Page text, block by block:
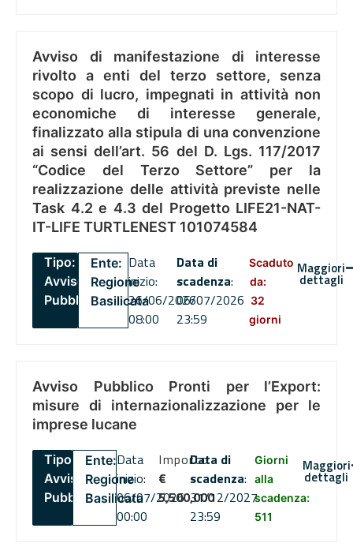
Avviso di manifestazione di interesse
rivolto a enti del terzo settore, senza
scopo di lucro, impegnati in attività non
economiche di interesse generale,
finalizzato alla stipula di una convenzione
ai sensi dell’art. 56 del D. Lgs. 117/2017
“Codice del Terzo Settore” per la
realizzazione delle attività previste nelle
Task 4.2 e 4.3 del Progetto LIFE21-NAT-
IT-LIFE TURTLENEST 101074584
Tipo:
Avviso
Pubblico
Ente:
Regione
Basilicata
Data
inizio:
26/06/2026
08:00
Data di
scadenza:
06/07/2026
23:59
Scaduto
da:
32
giorni
Maggiori
dettagli
Avviso Pubblico Pronti per l’Export:
misure di internazionalizzazione per le
imprese lucane
Tipo:
Avviso
Pubblico
Ente:
Regione
Basilicata
Data
inizio:
06/07/2026
00:00
Importo
€
5,500,000
Data di
scadenza:
31/12/2027
23:59
Giorni
alla
scadenza:
511
Maggiori
dettagli